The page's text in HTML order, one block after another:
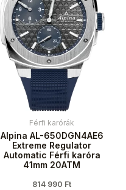
Férfi karórák
Alpina AL-650DGN4AE6
Extreme Regulator
Automatic Férfi karóra
41mm 20ATM
814 990 Ft